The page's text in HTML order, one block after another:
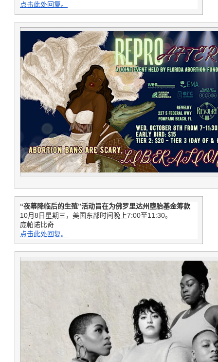
点击此处回复。
“夜幕降临后的生殖”活动旨在为佛罗里达州堕胎基金筹款
10月8日星期三，美国东部时间晚上7:00至11:30。
庞帕诺比奇
点击此处回复。